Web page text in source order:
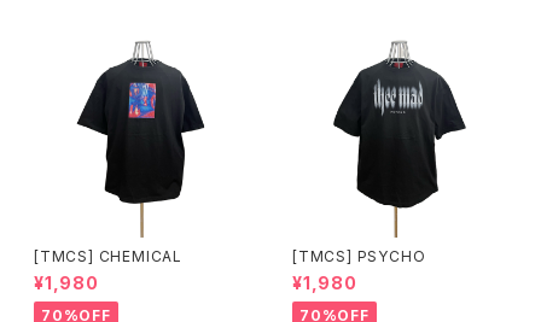
[TMCS] CHEMICAL
¥1,980
70%OFF
[TMCS] PSYCHO
¥1,980
70%OFF